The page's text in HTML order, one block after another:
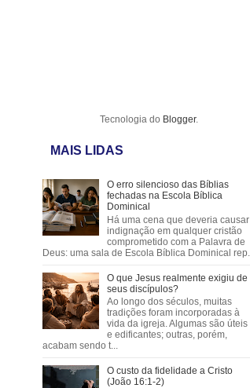
Tecnologia do Blogger.
MAIS LIDAS
O erro silencioso das Bíblias
fechadas na Escola Bíblica
Dominical
Há uma cena que deveria causar
indignação em qualquer cristão
comprometido com a Palavra de
Deus: uma sala de Escola Bíblica Dominical rep...
O que Jesus realmente exigiu de
seus discípulos?
Ao longo dos séculos, muitas
tradições foram incorporadas à
vida da igreja. Algumas são úteis
e edificantes; outras, porém,
acabam sendo t...
O custo da fidelidade a Cristo
(João 16:1-2)